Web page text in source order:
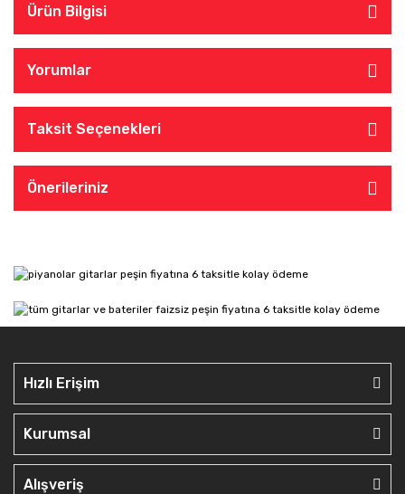
Ürün Bilgisi
Yorumlar
Taksit Seçenekleri
Önerileriniz
Hızlı Erişim
Kurumsal
Alışveriş